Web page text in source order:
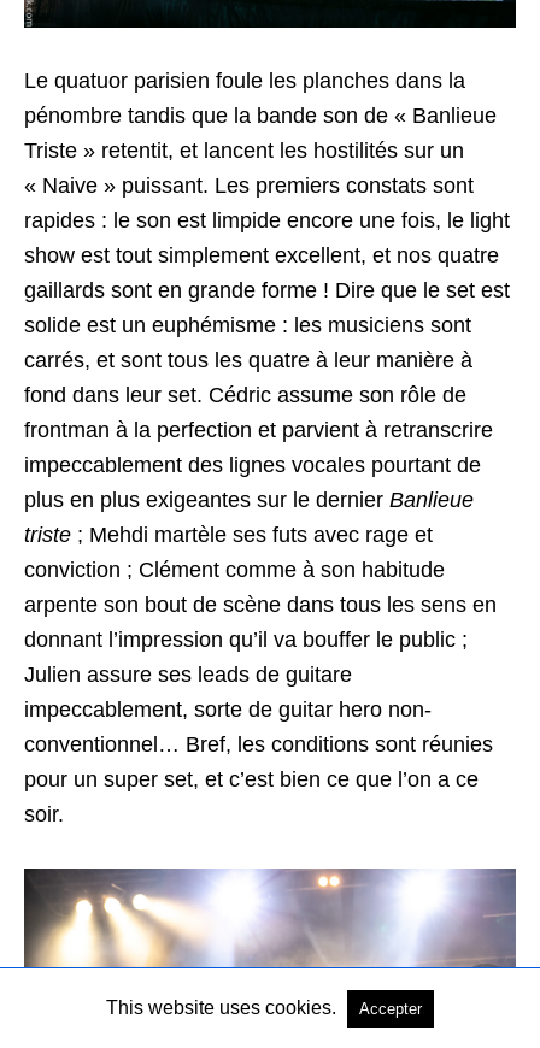
Le quatuor parisien foule les planches dans la
pénombre tandis que la bande son de « Banlieue
Triste » retentit, et lancent les hostilités sur un
« Naive » puissant. Les premiers constats sont
rapides : le son est limpide encore une fois, le light
show est tout simplement excellent, et nos quatre
gaillards sont en grande forme ! Dire que le set est
solide est un euphémisme : les musiciens sont
carrés, et sont tous les quatre à leur manière à
fond dans leur set. Cédric assume son rôle de
frontman à la perfection et parvient à retranscrire
impeccablement des lignes vocales pourtant de
plus en plus exigeantes sur le dernier Banlieue
triste ; Mehdi martèle ses futs avec rage et
conviction ; Clément comme à son habitude
arpente son bout de scène dans tous les sens en
donnant l’impression qu’il va bouffer le public ;
Julien assure ses leads de guitare
impeccablement, sorte de guitar hero non-
conventionnel… Bref, les conditions sont réunies
pour un super set, et c’est bien ce que l’on a ce
soir.
This website uses cookies. Accepter